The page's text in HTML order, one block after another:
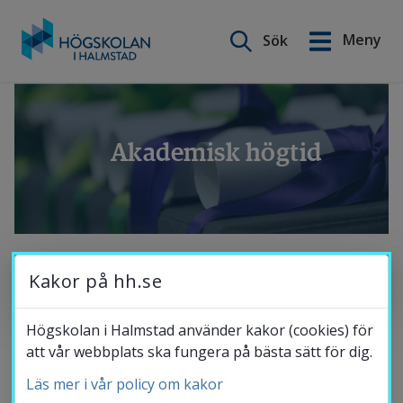
Gå
innehåll
Sök
Meny
Akademisk högtid
Navigera på sidan
Vad är en akademisk högtid? Vad är det vi
firar? Vilka deltar? Vad betyder orden? På
English
Utbildning
Forskning
Samverkan
Om Högskolan
Kakor på hh.se
Högskolan i Halmstad använder kakor (cookies) för
att vår webbplats ska fungera på bästa sätt för dig.
Läs mer i vår policy om kakor